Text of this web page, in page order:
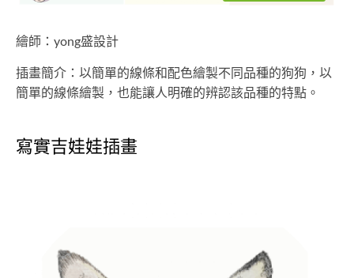
繪師：yong盛設計
插畫簡介：以簡單的線條和配色繪製不同品種的狗狗，以
簡單的線條繪製，也能讓人明確的辨認該品種的特點。
寫實吉娃娃插畫